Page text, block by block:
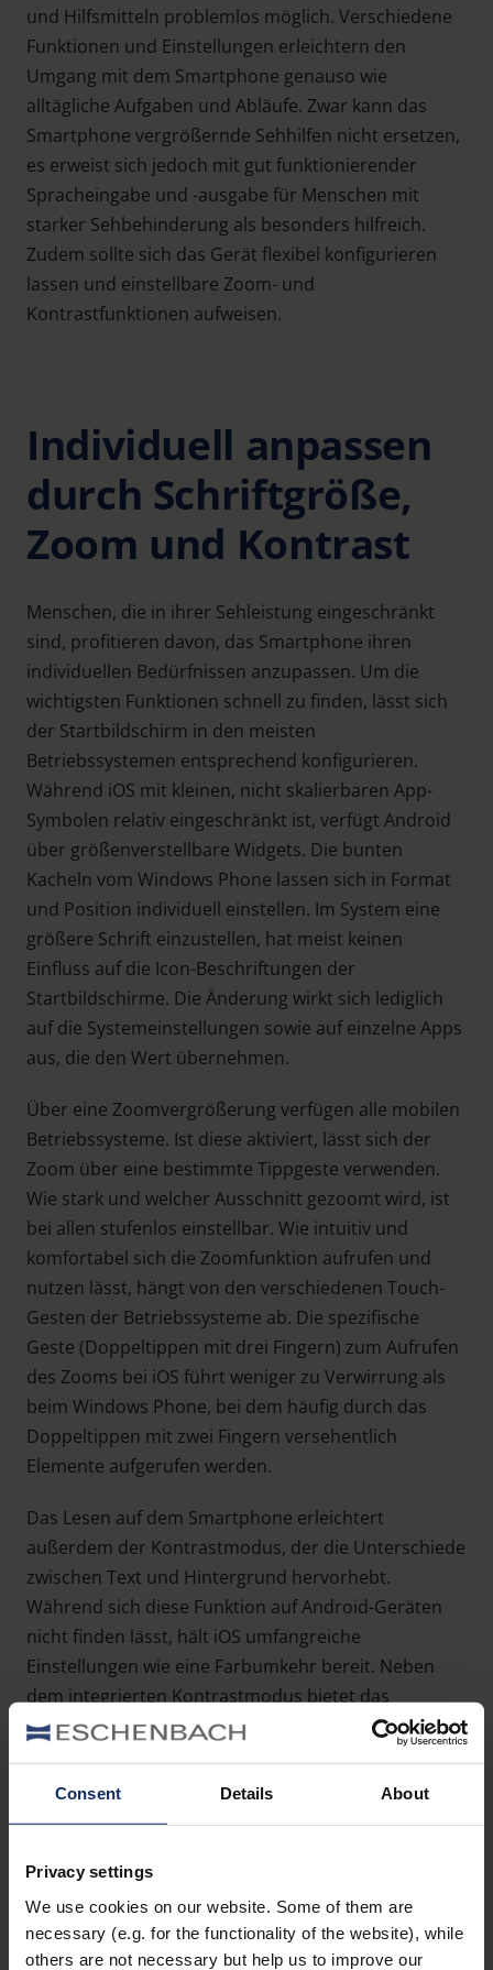
Consent Details About
Privacy settings
We use cookies on our website. Some of them are
necessary (e.g. for the functionality of the website), while
others are not necessary but help us to improve our
und Hilfsmitteln problemlos möglich. Verschiedene
Funktionen und Einstellungen erleichtern den
Umgang mit dem Smartphone genauso wie
alltägliche Aufgaben und Abläufe. Zwar kann das
Smartphone vergrößernde Sehhilfen nicht ersetzen,
es erweist sich jedoch mit gut funktionierender
Spracheingabe und -ausgabe für Menschen mit
starker Sehbehinderung als besonders hilfreich.
Zudem sollte sich das Gerät flexibel konfigurieren
lassen und einstellbare Zoom- und
Kontrastfunktionen aufweisen.
Individuell anpassen
durch Schriftgröße,
Zoom und Kontrast
Menschen, die in ihrer Sehleistung eingeschränkt
sind, profitieren davon, das Smartphone ihren
individuellen Bedürfnissen anzupassen. Um die
wichtigsten Funktionen schnell zu finden, lässt sich
der Startbildschirm in den meisten
Betriebssystemen entsprechend konfigurieren.
Während iOS mit kleinen, nicht skalierbaren App-
Symbolen relativ eingeschränkt ist, verfügt Android
über größenverstellbare Widgets. Die bunten
Kacheln vom Windows Phone lassen sich in Format
und Position individuell einstellen. Im System eine
größere Schrift einzustellen, hat meist keinen
Einfluss auf die Icon-Beschriftungen der
Startbildschirme. Die Änderung wirkt sich lediglich
auf die Systemeinstellungen sowie auf einzelne Apps
aus, die den Wert übernehmen.
Über eine Zoomvergrößerung verfügen alle mobilen
Betriebssysteme. Ist diese aktiviert, lässt sich der
Zoom über eine bestimmte Tippgeste verwenden.
Wie stark und welcher Ausschnitt gezoomt wird, ist
bei allen stufenlos einstellbar. Wie intuitiv und
komfortabel sich die Zoomfunktion aufrufen und
nutzen lässt, hängt von den verschiedenen Touch-
Gesten der Betriebssysteme ab. Die spezifische
Geste (Doppeltippen mit drei Fingern) zum Aufrufen
des Zooms bei iOS führt weniger zu Verwirrung als
beim Windows Phone, bei dem häufig durch das
Doppeltippen mit zwei Fingern versehentlich
Elemente aufgerufen werden.
Das Lesen auf dem Smartphone erleichtert
außerdem der Kontrastmodus, der die Unterschiede
zwischen Text und Hintergrund hervorhebt.
Während sich diese Funktion auf Android-Geräten
nicht finden lässt, hält iOS umfangreiche
Einstellungen wie eine Farbumkehr bereit. Neben
dem integrierten Kontrastmodus bietet das
Windows Phone den Vorteil, ohnehin viel mit weißer
Schrift auf schwarzem Hintergrund zu arbeiten.
Gute Spracheingabe
und -ausgabe